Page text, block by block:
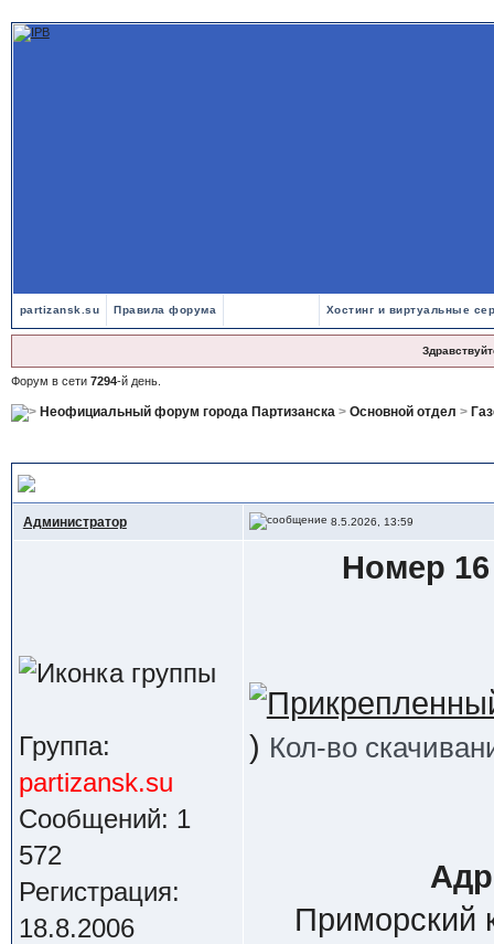
partizansk.su Правила форума Хостинг и виртуальные
Форум в сети 7294-й день.
Неофициальный форум города Партизанска> Основной отдел >
Администратор 8.5.2026, 13:59
Группа:
partizansk.su
Сообщений: 1
572
Регистрация:
18.8.2006
Номер 16
) Кол-во
Приморский